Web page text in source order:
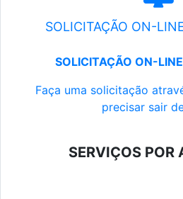
SOLICITAÇÃO ON-
SOLICITAÇÃO ON-
Faça uma solicitação
precisar sair
SERVIÇOS POR